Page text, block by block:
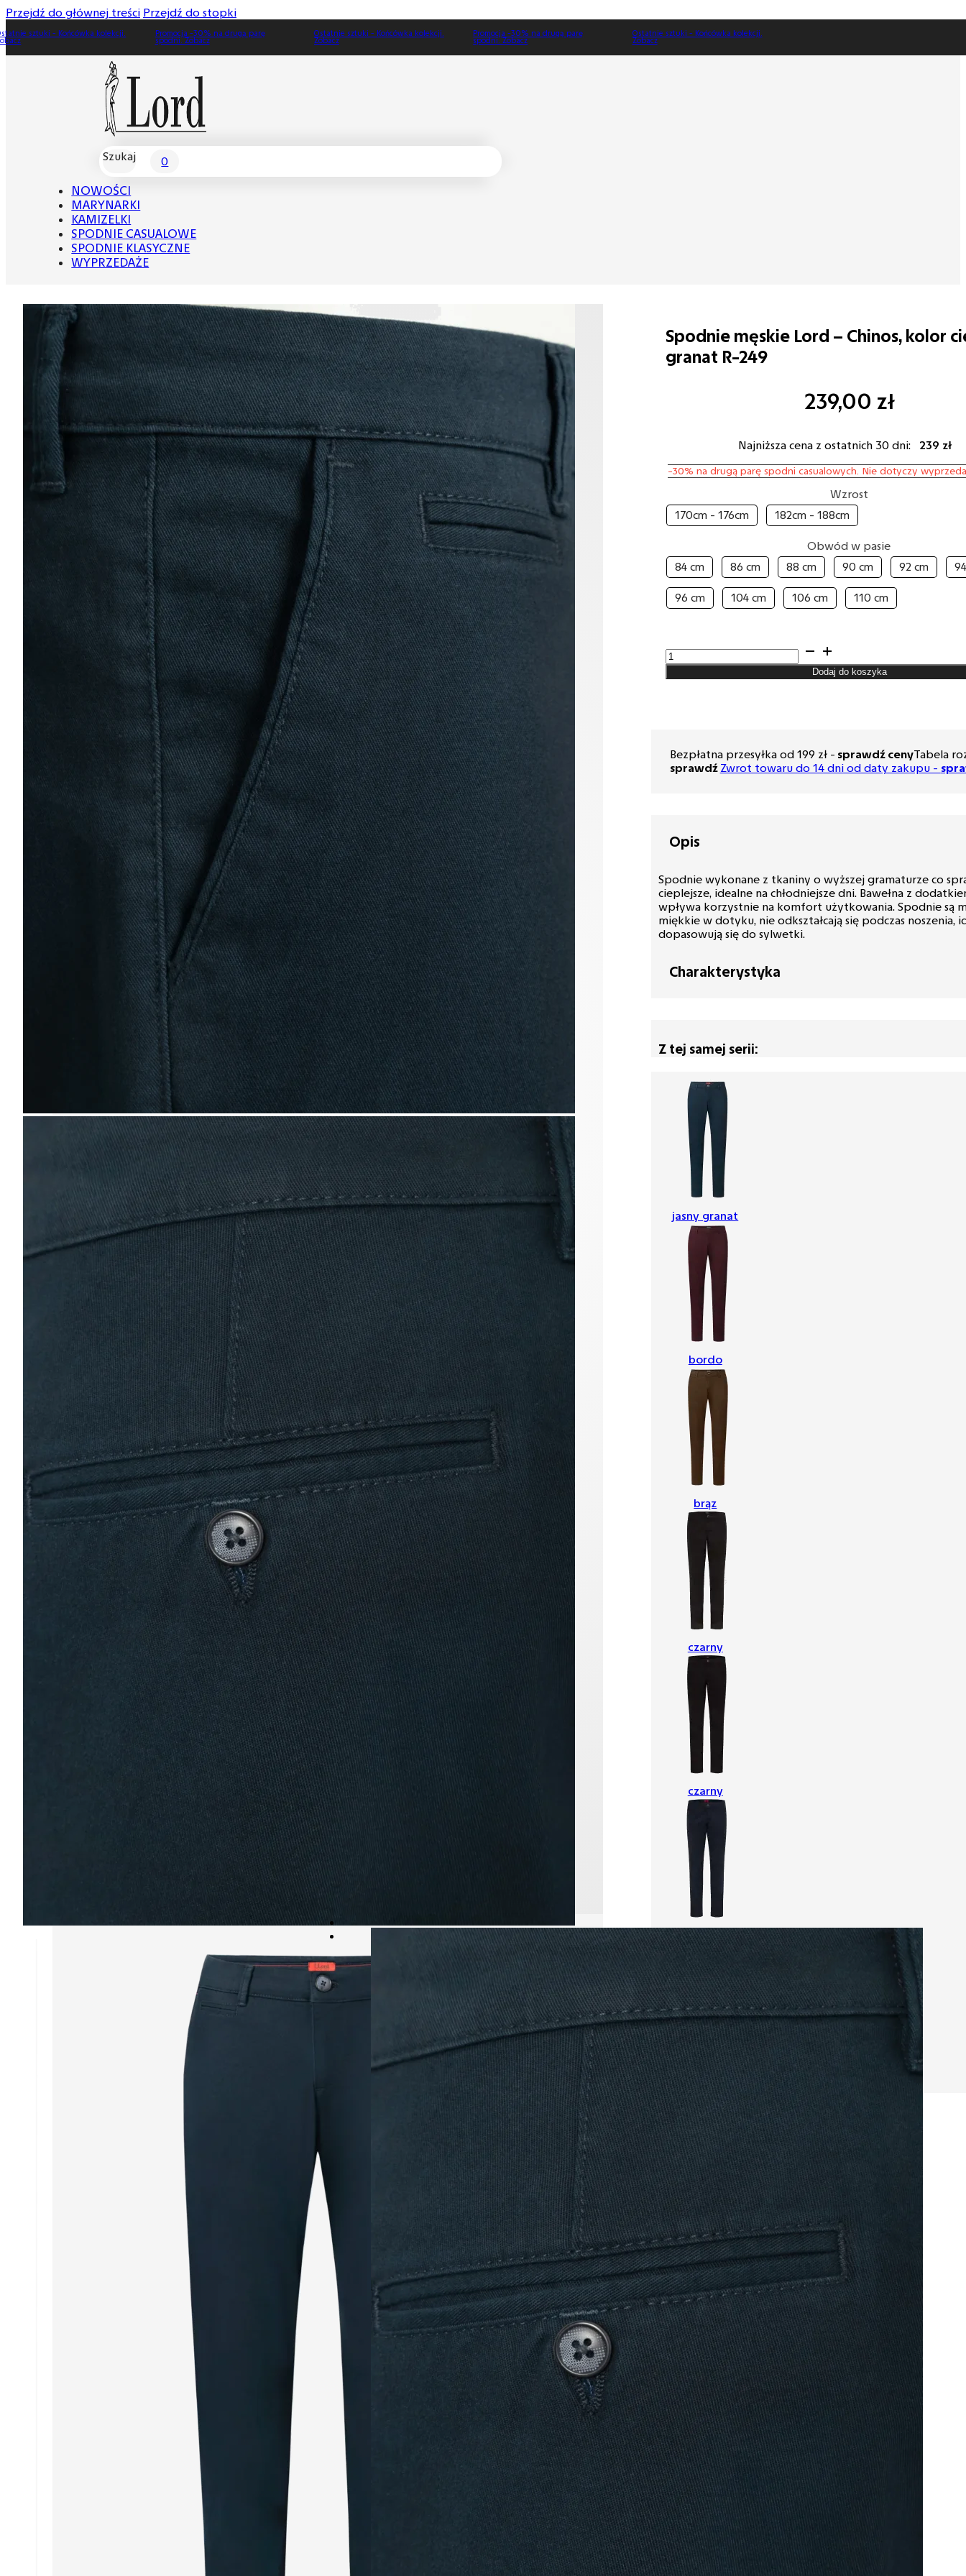
Przejdź do głównej treści Przejdź do stopki
Promocja -30% na drugą parę
spodni. Zobacz
Ostatnie sztuki - Końcówka kolekcji.
Zobacz
Promocja -30% na drugą parę
spodni. Zobacz
Ostatnie sztuki - Końcówka kolekcji.
Zobacz
Szukaj 0
NOWOŚCI
MARYNARKI
KAMIZELKI
SPODNIE CASUALOWE
SPODNIE KLASYCZNE
WYPRZEDAŻE
Spodnie męskie Lord – Chinos, kolor
granat R-249
239,00 zł
Najniższa cena z ostatnich 30 dni: 239 zł
-30% na drugą parę spodni casualowych. Nie dotyczy
Wzrost
170cm - 176cm 182cm - 188cm
Obwód w pasie
84 cm 86 cm 88 cm 90 cm 92 cm
96 cm 104 cm 106 cm 110 cm
ilość
Spodnie
męskie
granat
R-
Dodaj do koszyka
Bezpłatna przesyłka od 199 zł - sprawdź cenyTabela
sprawdź Zwrot towaru do 14 dni od daty zakupu -
Opis
Spodnie wykonane z tkaniny o wyższej gramaturze co
cieplejsze, idealne na chłodniejsze dni. Bawełna z
wpływa korzystnie na komfort użytkowania. Spodnie są
miękkie w dotyku, nie odkształcają się podczas noszenia,
dopasowują się do sylwetki.
Charakterystyka
Z tej samej serii:
jasny granat
bordo
brąz
czarny
czarny
granat
grafit